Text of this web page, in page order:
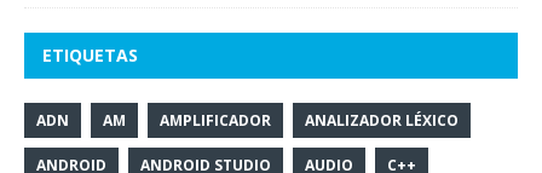
ETIQUETAS
ADN AM AMPLIFICADOR ANALIZADOR LÉXICO
ANDROID ANDROID STUDIO AUDIO C++